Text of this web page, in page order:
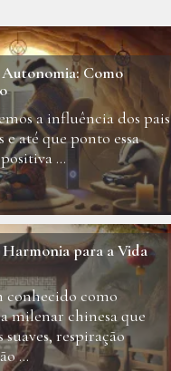
Como
a influência dos pais
e até que ponto essa
...
para a Vida
conhecido como
milenar chinesa que
respiração
...